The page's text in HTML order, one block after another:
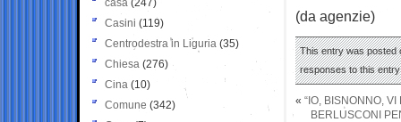
(da agenzie)
This entry was posted
responses to this
« “IO, BISNONNO,
BERLUSCONI
casa (247)
Casini (119)
Centrodestra in Liguria (35)
Chiesa (276)
Cina (10)
Comune (342)